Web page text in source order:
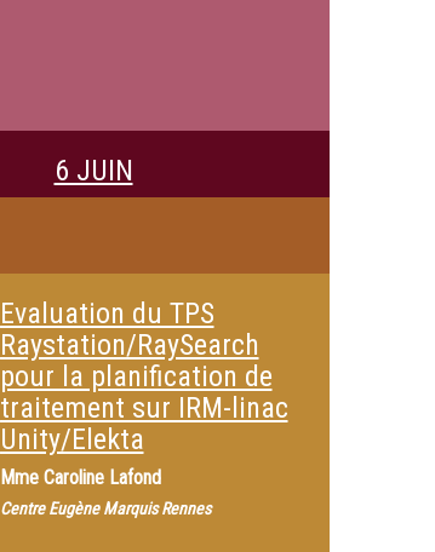
6 JUIN
Evaluation du TPS
Raystation/RaySearch
pour la planification de
traitement sur IRM-linac
Unity/Elekta
Mme Caroline Lafond
Centre Eugène Marquis Rennes